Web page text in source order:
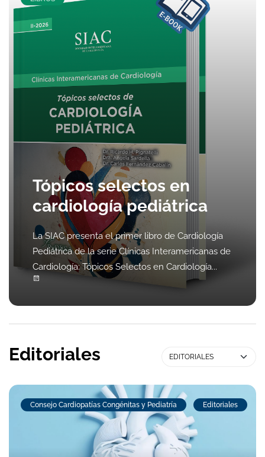
Tópicos selectos en
cardiología pediátrica
La SIAC presenta el primer libro de Cardiología
Pediátrica de la serie Clínicas Interamericanas de
Cardiología: Tópicos Selectos en Cardiología...
Editoriales
Consejo Cardiopatías Congénitas y Pediatría Editoriales